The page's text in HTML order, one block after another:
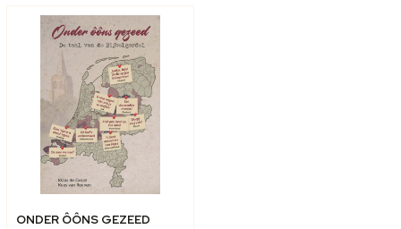
ONDER ÔÔNS GEZEED